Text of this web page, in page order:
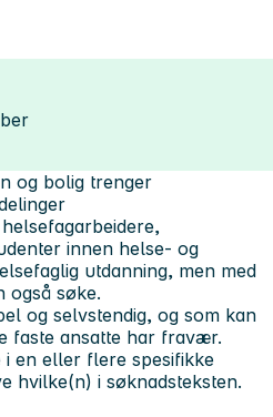
og bolig trenger
innen helse- og
utdanning, men med
også søke.
og selvstendig, og som kan
faste ansatte har fravær.
en eller flere spesifikke
hvilke(n) i søknadsteksten.